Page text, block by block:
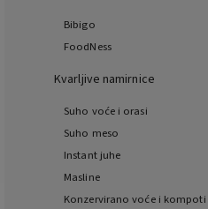
Bibigo
FoodNess
Kvarljive namirnice
Suho voće i orasi
Suho meso
Instant juhe
Masline
Konzervirano voće i kompoti